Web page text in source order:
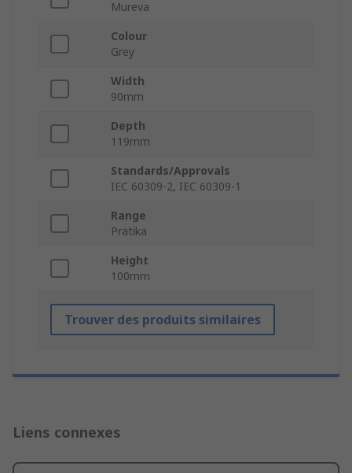
Mureva
Colour
Grey
Width
90mm
Depth
119mm
Standards/Approvals
IEC 60309-2, IEC 60309-1
Range
Pratika
Height
100mm
Trouver des produits similaires
Liens connexes